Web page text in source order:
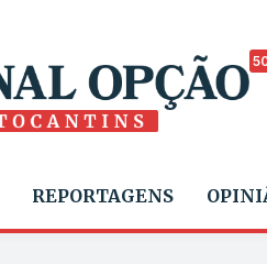
REPORTAGENS